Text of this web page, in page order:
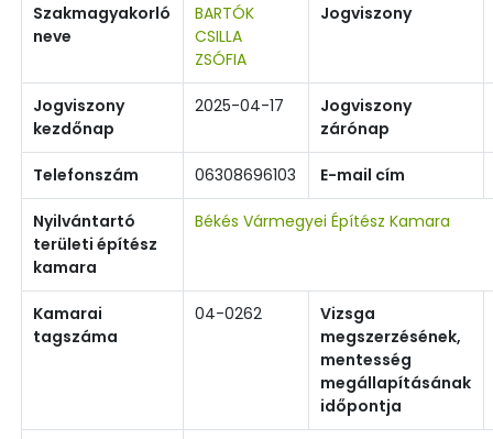
Szakmagyakorló
neve
BARTÓK
CSILLA
ZSÓFIA
Jogviszony
Jogviszony
kezdőnap
2025-04-17
Jogviszony
zárónap
Telefonszám 06308696103 E-mail cím
Nyilvántartó
területi építész
kamara
Békés Vármegyei Építész Kamara
Kamarai
tagszáma
04-0262
Vizsga
megszerzésének,
mentesség
megállapításának
időpontja